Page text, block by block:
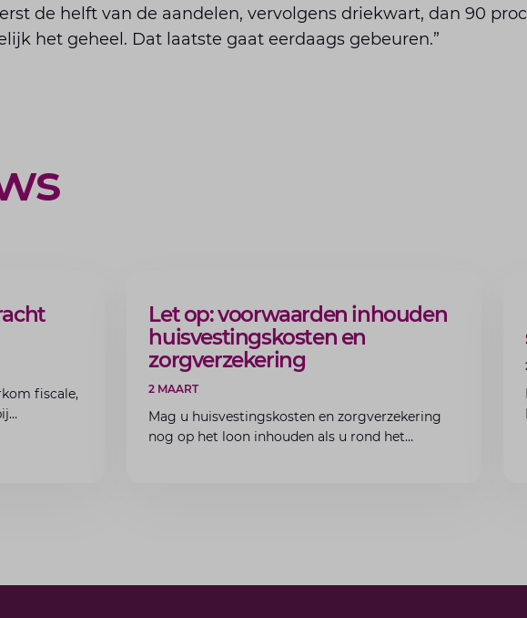
de helft van de aandelen, vervolgens driekwart, dan 90
het geheel. Dat laatste gaat eerdaags gebeuren.”
fiscale,
ARTIKEL
Let op: voorwaarden inhouden
huisvestingskosten en
zorgverzekering
2 MAART
Mag u huisvestingskosten en zorgverzekering
nog op het loon inhouden als u rond het